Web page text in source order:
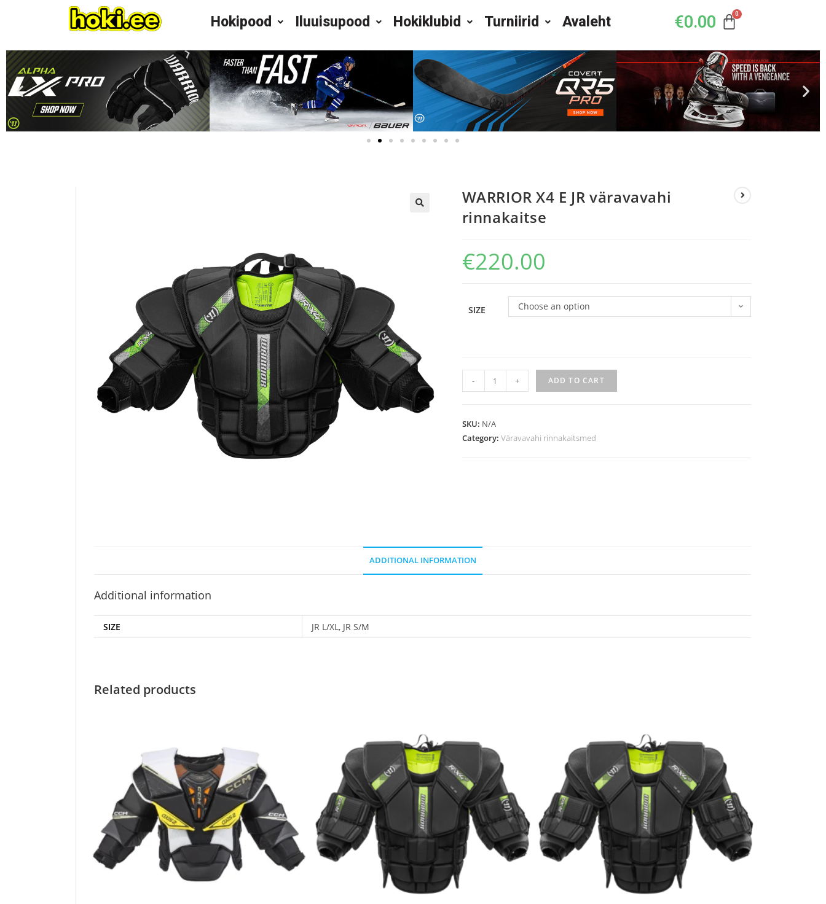
Hokipood Iluuisupood Hokiklubid Turniirid Avaleht €0.00
WARRIOR X4 E JR väravavahi
rinnakaitse
€220.00
SIZE Choose an option
- + ADD TO CART
SKU: N/A
Category: Väravavahi rinnakaitsmed
ADDITIONAL INFORMATION
Additional information
SIZE JR L/XL, JR S/M
Related products